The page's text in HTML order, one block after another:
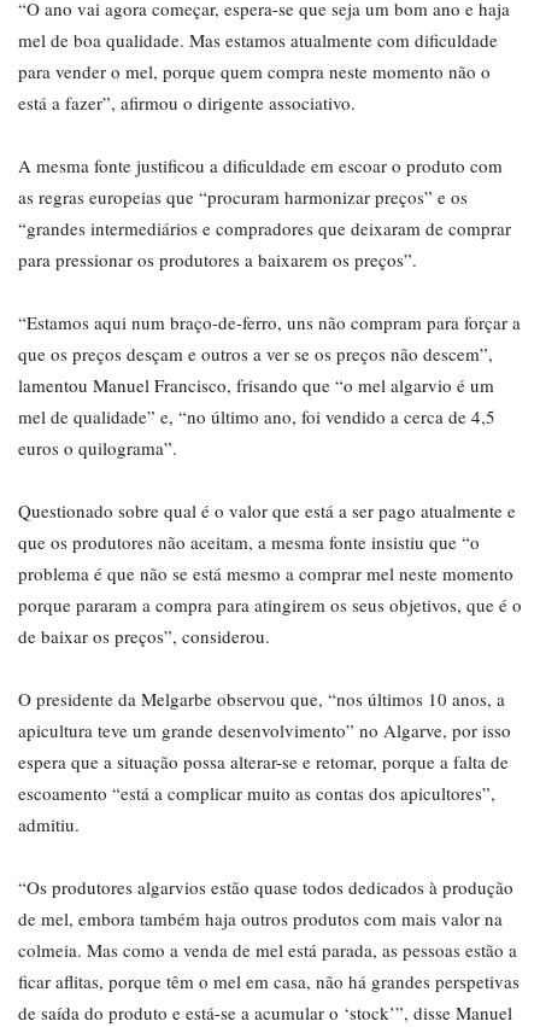
“O ano vai agora começar, espera-se que seja um bom ano e haja
mel de boa qualidade. Mas estamos atualmente com dificuldade
para vender o mel, porque quem compra neste momento não o
está a fazer”, afirmou o dirigente associativo.
A mesma fonte justificou a dificuldade em escoar o produto com
as regras europeias que “procuram harmonizar preços” e os
“grandes intermediários e compradores que deixaram de comprar
para pressionar os produtores a baixarem os preços”.
“Estamos aqui num braço-de-ferro, uns não compram para forçar a
que os preços desçam e outros a ver se os preços não descem”,
lamentou Manuel Francisco, frisando que “o mel algarvio é um
mel de qualidade” e, “no último ano, foi vendido a cerca de 4,5
euros o quilograma”.
Questionado sobre qual é o valor que está a ser pago atualmente e
que os produtores não aceitam, a mesma fonte insistiu que “o
problema é que não se está mesmo a comprar mel neste momento
porque pararam a compra para atingirem os seus objetivos, que é o
de baixar os preços”, considerou.
O presidente da Melgarbe observou que, “nos últimos 10 anos, a
apicultura teve um grande desenvolvimento” no Algarve, por isso
espera que a situação possa alterar-se e retomar, porque a falta de
escoamento “está a complicar muito as contas dos apicultores”,
admitiu.
“Os produtores algarvios estão quase todos dedicados à produção
de mel, embora também haja outros produtos com mais valor na
colmeia. Mas como a venda de mel está parada, as pessoas estão a
ficar aflitas, porque têm o mel em casa, não há grandes perspetivas
de saída do produto e está-se a acumular o ‘stock’”, disse Manuel